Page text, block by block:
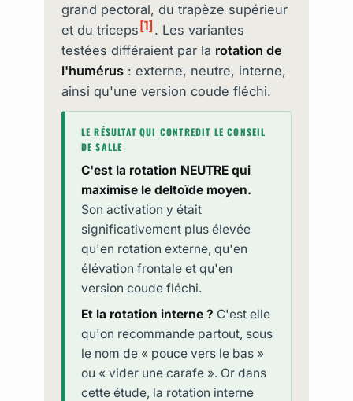
grand pectoral, du trapèze supérieur
et du triceps[1] . Les variantes
testées différaient par la rotation de
l'humérus: externe, neutre, interne,
ainsi qu'une version coude fléchi.
LE RÉSULTAT QUI CONTREDIT LE CONSEIL
DE SALLE
C'est la rotation NEUTRE qui
maximise le deltoïde moyen.
Son activation y était
significativement plus élevée
qu'en rotation externe, qu'en
élévation frontale et qu'en
version coude fléchi.
Et la rotation interne ? C'est elle
qu'on recommande partout, sous
le nom de « pouce vers le bas »
ou « vider une carafe ». Or dans
cette étude, la rotation interne